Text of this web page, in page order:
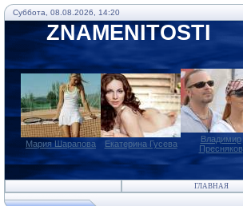
Суббота, 08.08.2026, 14:20
ZNAMENITOSTI
Мария Шарапова Екатерина Гусева
Владимир
Пресняков
ГЛАВНАЯ